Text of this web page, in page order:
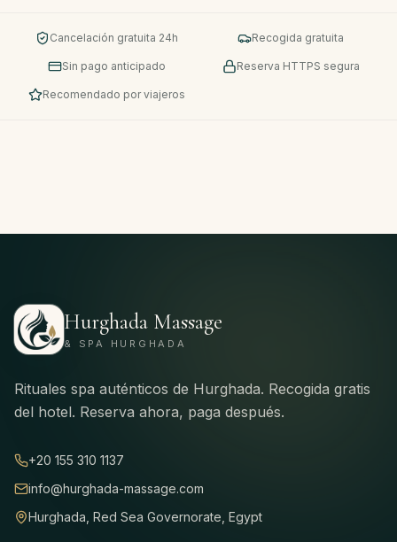
Cancelación gratuita 24h Recogida gratuita
Sin pago anticipado Reserva HTTPS segura
Recomendado por viajeros
Hurghada Massage
& SPA HURGHADA
Rituales spa auténticos de Hurghada. Recogida gratis
del hotel. Reserva ahora, paga después.
+20 155 310 1137
info@hurghada-massage.com
Hurghada, Red Sea Governorate, Egypt